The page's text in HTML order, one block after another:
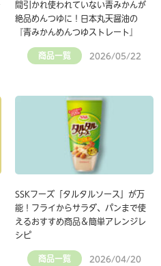
間引かれ使われていない青みかんが
絶品めんつゆに！日本丸天醤油の
『青みかんめんつゆストレート』
商品一覧 2026/05/22
SSKフーズ「タルタルソース」が万
能！フライからサラダ、パンまで使
えるおすすめ商品＆簡単アレンジレ
シピ
商品一覧 2026/04/20